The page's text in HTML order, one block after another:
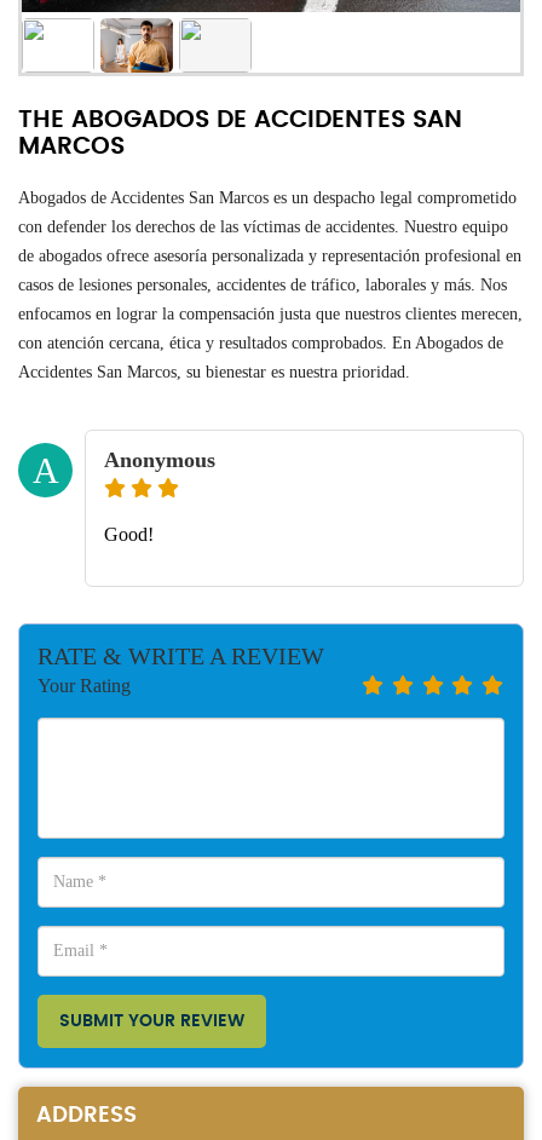
THE ABOGADOS DE ACCIDENTES SAN
MARCOS
Abogados de Accidentes San Marcos es un despacho legal comprometido
con defender los derechos de las víctimas de accidentes. Nuestro equipo
de abogados ofrece asesoría personalizada y representación profesional en
casos de lesiones personales, accidentes de tráfico, laborales y más. Nos
enfocamos en lograr la compensación justa que nuestros clientes merecen,
con atención cercana, ética y resultados comprobados. En Abogados de
Accidentes San Marcos, su bienestar es nuestra prioridad.
A Anonymous
Good!
RATE & WRITE A REVIEW
Your Rating
SUBMIT YOUR REVIEW
ADDRESS